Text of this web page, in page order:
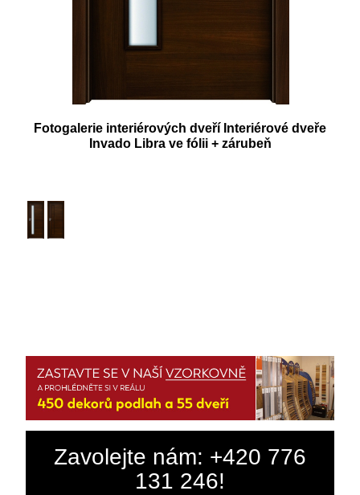
Fotogalerie interiérových dveří Interiérové dveře
Invado Libra ve fólii + zárubeň
Zavolejte nám: +420 776
131 246!